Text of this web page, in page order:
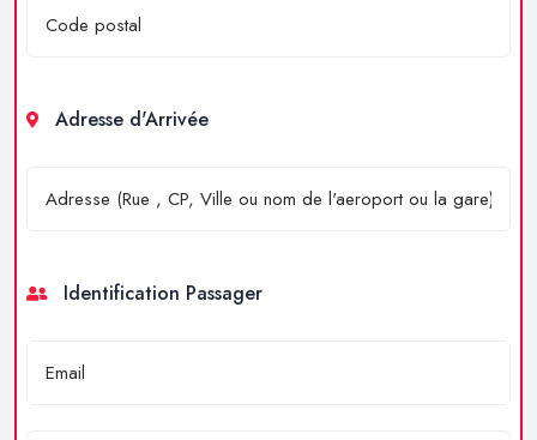
Adresse d'Arrivée
Identification Passager